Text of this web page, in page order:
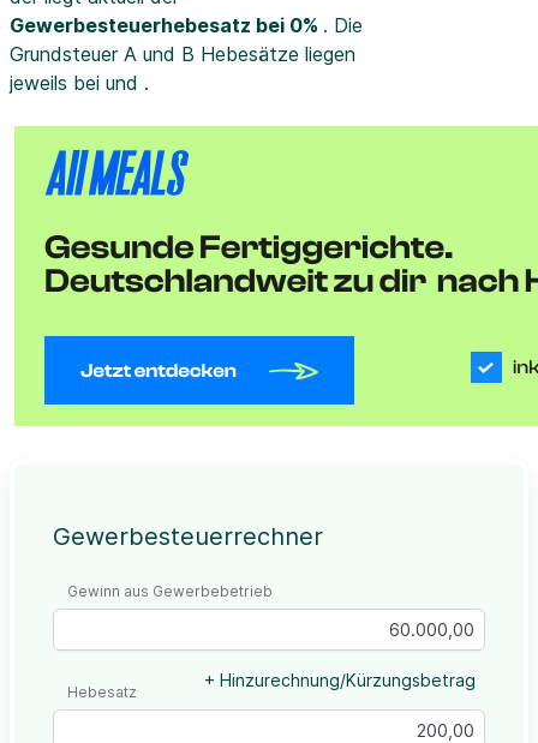
Gewerbesteuerhebesatz bei 0% . Die
Grundsteuer A und B Hebesätze liegen
jeweils bei und .
Gewerbesteuerrechner
Gewinn aus Gewerbebetrieb
+ Hinzurechnung/Kürzungsbetrag
Hebesatz